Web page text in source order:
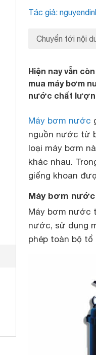
Tác giả:
Chuyển tới nội
Hiện nay vẫn
mua máy bơm
nước chất
Máy bơm nước
nguồn nước từ
loại máy bơm
khác nhau.
giếng khoan
Máy bơm
Máy bơm nước
nước, sử dụng
phép toàn bộ